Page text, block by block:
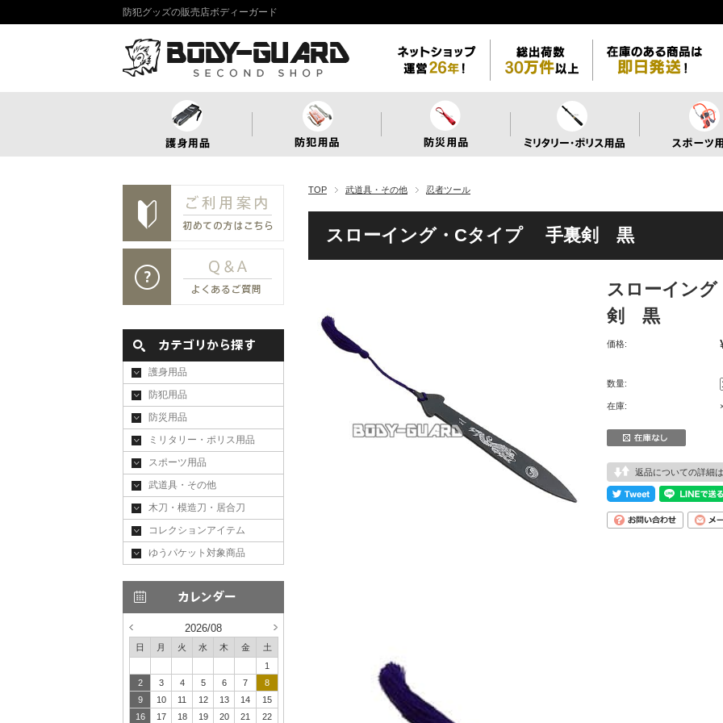
防犯グッズの販売店ボディーガード
TOP 武道具・その他 忍者ツール
スローイング・Cタイプ 手裏剣 黒
スローイン
剣 黒
価格:
数量:
在庫:
返品についての詳細
護身用品
防犯用品
防災用品
ミリタリー・ポリス用品
スポーツ用品
武道具・その他
木刀・模造刀・居合刀
コレクションアイテム
ゆうパケット対象商品
2026/08
日 月 火 水 木 金
土
1
2
3 4 5 6 7
8
9
10 11 12 13 14
15
16
17 18 19 20 21
22